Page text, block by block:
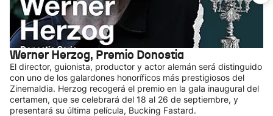
Werner Herzog, Premio Donostia
El director, guionista, productor y actor alemán será distinguido
con uno de los galardones honoríficos más prestigiosos del
Zinemaldia. Herzog recogerá el premio en la gala inaugural del
certamen, que se celebrará del 18 al 26 de septiembre, y
presentará su última película, Bucking Fastard.